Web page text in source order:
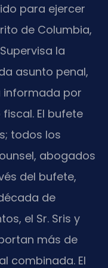
para ejercer
de Columbia,
la
asunto penal,
por
El bufete
todos los
abogados
del bufete,
de
el Sr. Sris y
más de
combinada. El